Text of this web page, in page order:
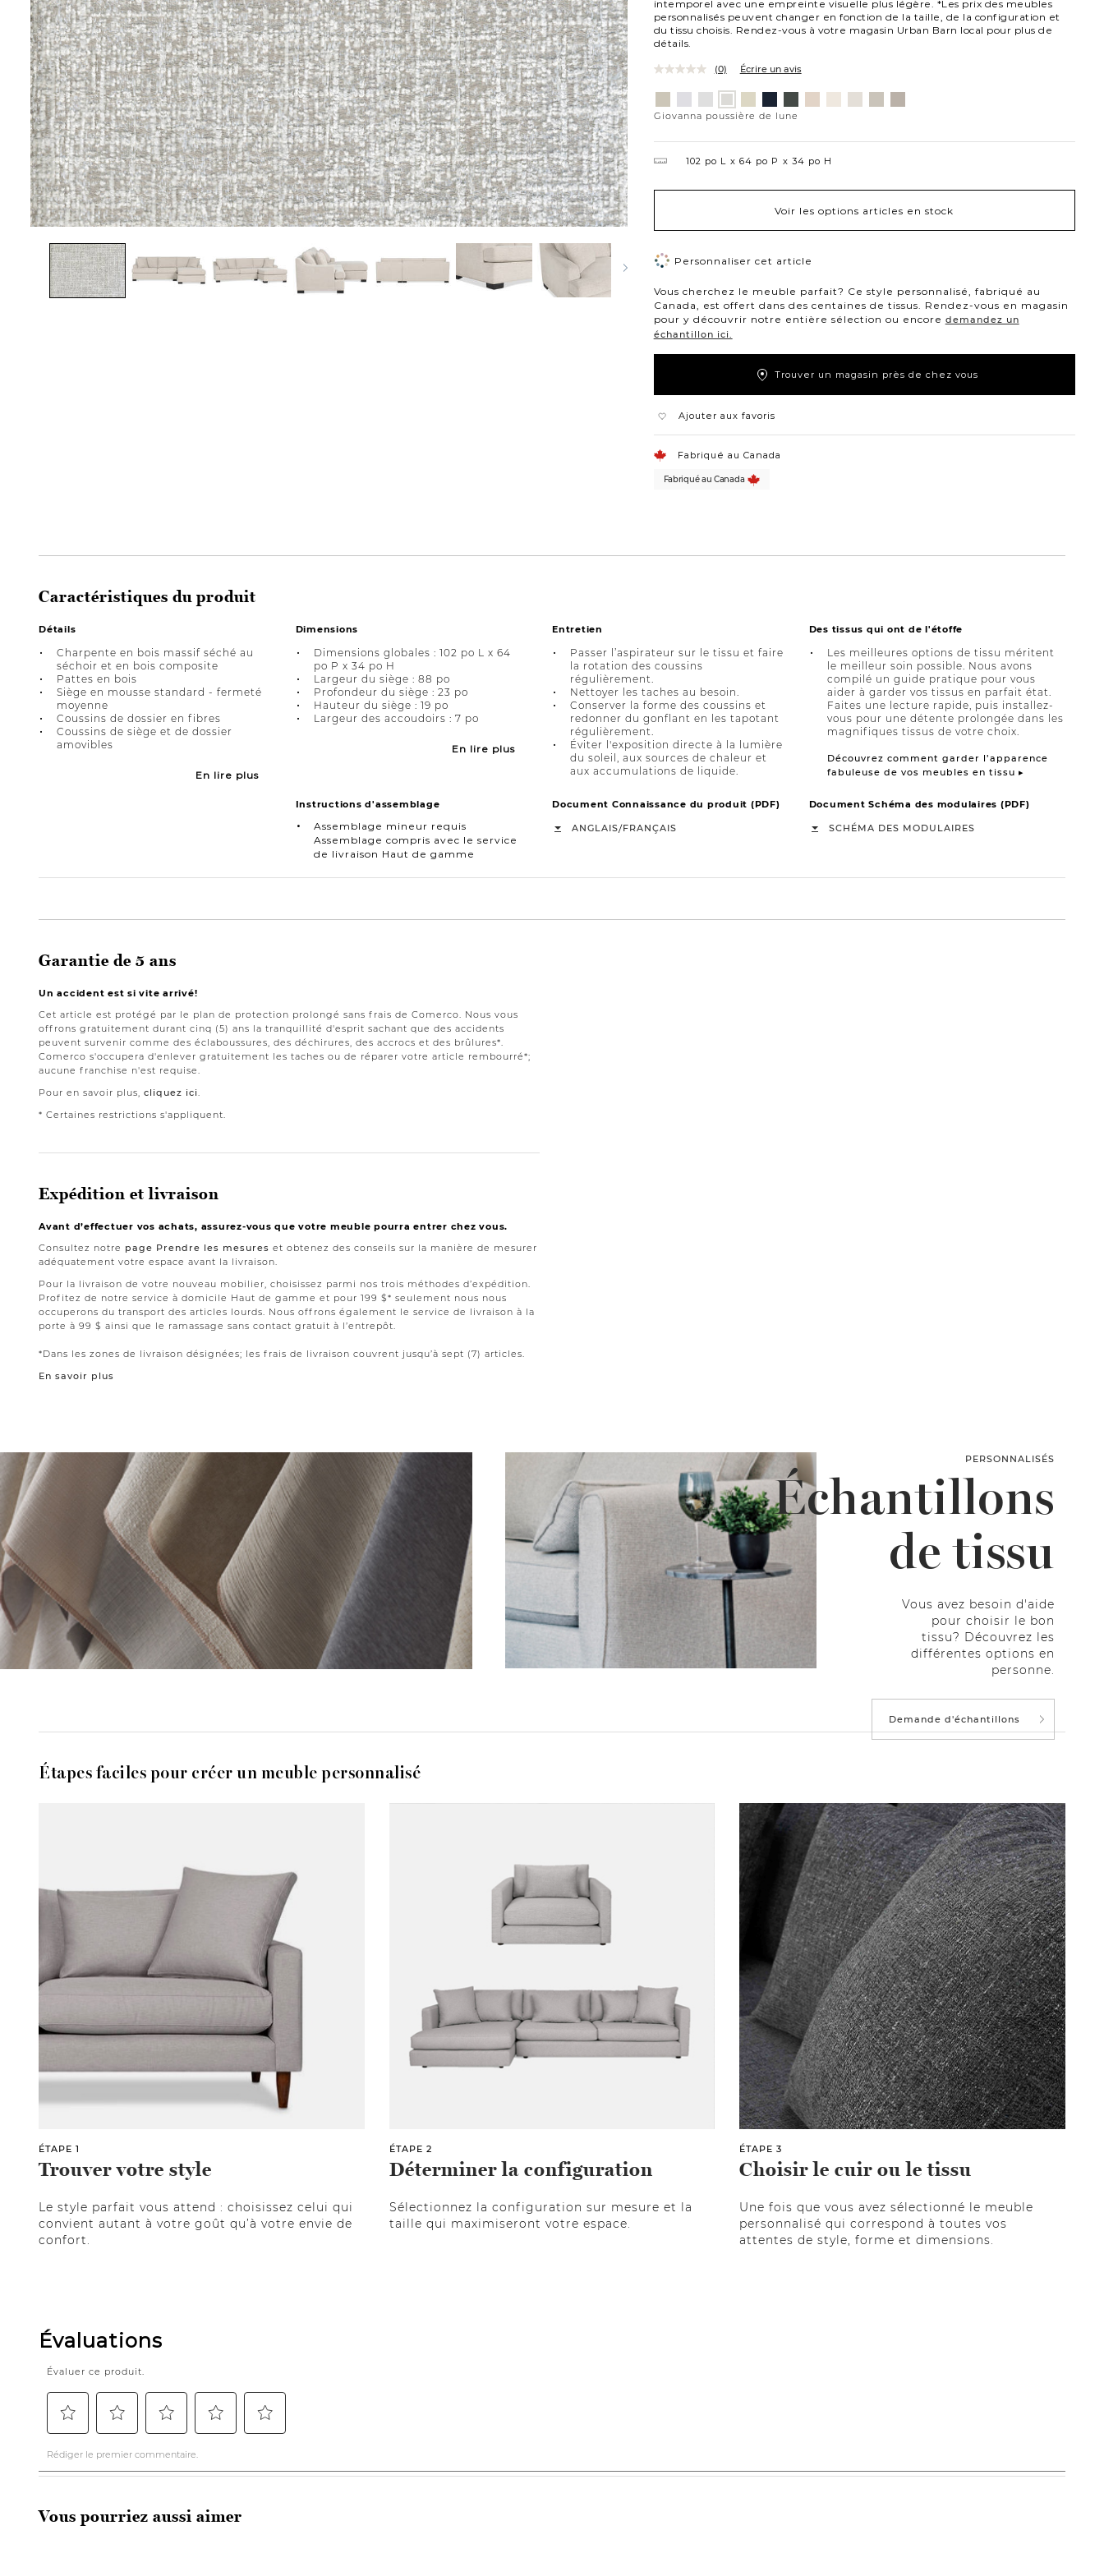
intemporel avec une empreinte visuelle plus légère. *Les prix des meubles
personnalisés peuvent changer en fonction de la taille, de la configuration et
du tissu choisis. Rendez-vous à votre magasin Urban Barn local pour plus de
détails.
(0) Écrire un avis
Variations
platine
neigeargenture
poussière
lune
opalecharbon
étain
Giovanna poussière de lune
102 po L 64 po P 34 po H
Voir les options articles en stock
Personnaliser cet article
Vous cherchez le meuble parfait? Ce style personnalisé, fabriqué au
Canada, est offert dans des centaines de tissus. Rendez-vous en magasin
pour y découvrir notre entière sélection ou encore demandez un
échantillon ici.
Trouver un magasin près de chez vous
Ajouter aux favoris
Fabriqué au Canada
Fabriqué au Canada
Caractéristiques du produit
Détails
Charpente en bois massif séché au
séchoir et en bois composite
Pattes en bois
Siège en mousse standard - fermeté
moyenne
Coussins de dossier en fibres
Coussins de siège et de dossier
amovibles
En lire plus
Dimensions
Dimensions globales : 102 po L x 64
po P x 34 po H
Largeur du siège : 88 po
Profondeur du siège : 23 po
Hauteur du siège : 19 po
Largeur des accoudoirs : 7 po
En lire plus
Entretien
Passer l’aspirateur sur le tissu et faire
la rotation des coussins
régulièrement.
Nettoyer les taches au besoin.
Conserver la forme des coussins et
redonner du gonflant en les tapotant
régulièrement.
Éviter l'exposition directe à la lumière
du soleil, aux sources de chaleur et
aux accumulations de liquide.
Des tissus qui ont de l'étoffe
Les meilleures options de tissu méritent
le meilleur soin possible. Nous avons
compilé un guide pratique pour vous
aider à garder vos tissus en parfait état.
Faites une lecture rapide, puis installez-
vous pour une détente prolongée dans les
magnifiques tissus de votre choix.
Découvrez comment garder l’apparence
fabuleuse de vos meubles en tissu ▸
Instructions d'assemblage
Assemblage mineur requis
Assemblage compris avec le service
de livraison Haut de gamme
Document Connaissance du produit (PDF)
ANGLAIS/FRANÇAIS
Document Schéma des modulaires (PDF)
SCHÉMA DES MODULAIRES
Garantie de 5 ans
Un accident est si vite arrivé!
Cet article est protégé par le plan de protection prolongé sans frais de Comerco. Nous vous
offrons gratuitement durant cinq (5) ans la tranquillité d'esprit sachant que des accidents
peuvent survenir comme des éclaboussures, des déchirures, des accrocs et des brûlures*.
Comerco s'occupera d'enlever gratuitement les taches ou de réparer votre article rembourré*;
aucune franchise n'est requise.
Pour en savoir plus, cliquez ici.
* Certaines restrictions s'appliquent.
Expédition et livraison
Avant d’effectuer vos achats, assurez-vous que votre meuble pourra entrer chez vous.
Consultez notre page Prendre les mesures et obtenez des conseils sur la manière de mesurer
adéquatement votre espace avant la livraison.
Pour la livraison de votre nouveau mobilier, choisissez parmi nos trois méthodes d’expédition.
Profitez de notre service à domicile Haut de gamme et pour 199 $* seulement nous nous
occuperons du transport des articles lourds. Nous offrons également le service de livraison à la
porte à 99 $ ainsi que le ramassage sans contact gratuit à l’entrepôt.
*Dans les zones de livraison désignées; les frais de livraison couvrent jusqu’à sept (7) articles.
En savoir plus
PERSONNALISÉS
Échantillons
de tissu
Vous avez besoin d'aide
pour choisir le bon
tissu? Découvrez les
différentes options en
personne.
Demande d'échantillons
Étapes faciles pour créer un meuble personnalisé
ÉTAPE 1
Trouver votre style
Le style parfait vous attend : choisissez celui qui
convient autant à votre goût qu’à votre envie de
confort.
ÉTAPE 2
Déterminer la configuration
Sélectionnez la configuration sur mesure et la
taille qui maximiseront votre espace.
ÉTAPE 3
Choisir le cuir ou le tissu
Une fois que vous avez sélectionné le meuble
personnalisé qui correspond à toutes vos
attentes de style, forme et dimensions.
Vous pourriez aussi aimer